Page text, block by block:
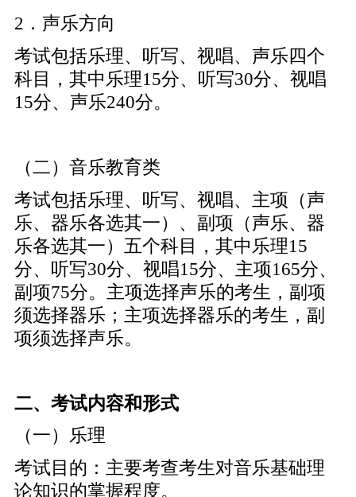
2．声乐方向
考试包括乐理、听写、视唱、声乐四个
科目，其中乐理15分、听写30分、视唱
15分、声乐240分。
（二）音乐教育类
考试包括乐理、听写、视唱、主项（声
乐、器乐各选其一）、副项（声乐、器
乐各选其一）五个科目，其中乐理15
分、听写30分、视唱15分、主项165分、
副项75分。主项选择声乐的考生，副项
须选择器乐；主项选择器乐的考生，副
项须选择声乐。
二、考试内容和形式
（一）乐理
考试目的：主要考查考生对音乐基础理
论知识的掌握程度。